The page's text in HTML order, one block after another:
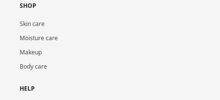
SHOP
Skin care
Moisture care
Makeup
Body care
HELP